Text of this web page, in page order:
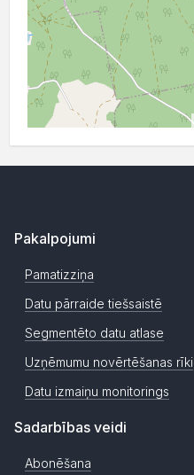
Pakalpojumi
Pamatizziņa
Datu pārraide tiešsaistē
Segmentēto datu atlase
Uzņēmumu novērtēšanas rīki
Datu izmaiņu monitorings
Sadarbības veidi
Abonēšana